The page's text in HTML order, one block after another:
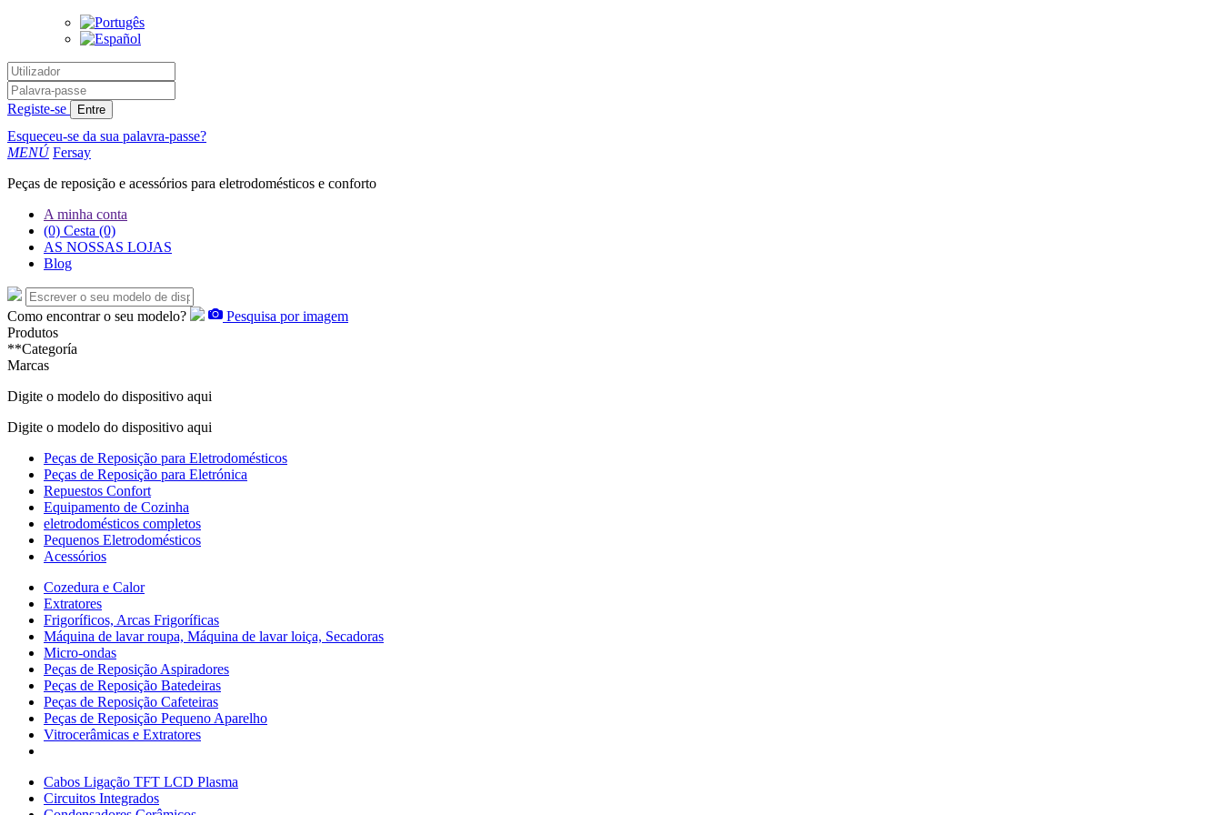
Registe-se Entre
Esqueceu-se da sua palavra-passe?
MENÚ Fersay
Peças de reposição e acessórios para eletrodomésticos e conforto
A minha conta
(0) Cesta (0)
AS NOSSAS LOJAS
Blog
Como encontrar o seu modelo?
Pesquisa por imagem
Produtos
**Categoría
Marcas
Digite o modelo do dispositivo aqui
Digite o modelo do dispositivo aqui
Peças de Reposição para Eletrodomésticos
Peças de Reposição para Eletrónica
Repuestos Confort
Equipamento de Cozinha
eletrodomésticos completos
Pequenos Eletrodomésticos
Acessórios
Cozedura e Calor
Extratores
Frigoríficos, Arcas Frigoríficas
Máquina de lavar roupa, Máquina de lavar loiça, Secadoras
Micro-ondas
Peças de Reposição Aspiradores
Peças de Reposição Batedeiras
Peças de Reposição Cafeteiras
Peças de Reposição Pequeno Aparelho
Vitrocerâmicas e Extratores
Cabos Ligação TFT LCD Plasma
Circuitos Integrados